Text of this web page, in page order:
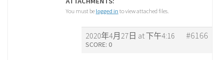
You must be logged in to view attached files.
2020年4月27日 at 下午4:16 #6166
SCORE: 0